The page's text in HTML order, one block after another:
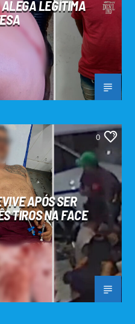
LEGÍTIMA
0
APÓS SER
TIROS NA FACE